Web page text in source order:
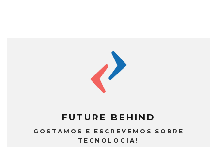
FUTURE BEHIND
GOSTAMOS E ESCREVEMOS SOBRE
TECNOLOGIA!